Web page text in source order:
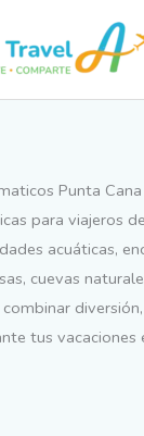
Punta
para viajeros
acuáticas,
cuevas
tus vacaciones